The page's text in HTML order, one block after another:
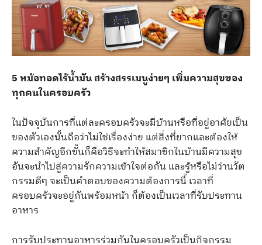
5 หม้อทอดไร้น้ำมัน สร้างสรรเมนูง่ายๆ เพิ่มความสุขของ
ทุกคนในครอบครัว
ในปัจจุบันการที่แต่ละครอบครัวจะมีบ้านหรือที่อยู่อาศัยเป็น
ของตัวเองนั้นถือว่าไม่ใช่เรื่องง่าย แต่สิ่งที่ยากและต้องให้
ความสำคัญอีกขั้นก็คือวิธีจะทำให้สมาชิกในบ้านมีความสุข
อันจะนำไปสู่ความรักความเข้าใจต่อกัน และรู้หรือไม่ว่านวัต
กรรมดีๆ จะเป็นคำตอบของความต้องการนี้ เวลาที่
ครอบครัวจะอยู่กันพร้อมหน้า ก็ต้องเป็นเวลาที่รับประทาน
อาหาร
การรับประทานอาหารร่วมกันในครอบครัวเป็นกิจกรรม